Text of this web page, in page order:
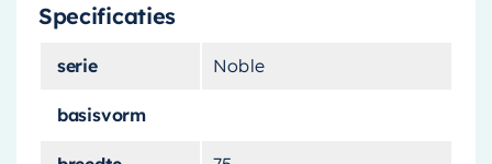
en een prachtige toevoeging aan elke
badkamer.
Een luxe badervaring
Specificaties
serie Noble
basisvorm